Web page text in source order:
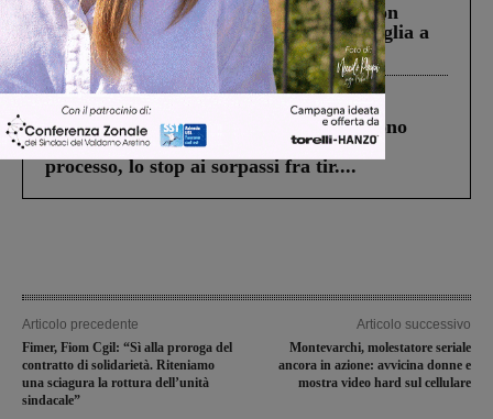
Scomparso da una struttura di Castiglion
Fiorentino l’uomo che aveva ucciso la figlia a
Levane nel 2020
Un anno fa la strage in A1 in cui morirono
Gianni, Giulia e Franco. Lo schianto, il
processo, lo stop ai sorpassi fra tir....
Articolo precedente
Fimer, Fiom Cgil: “Sì alla proroga del
contratto di solidarietà. Riteniamo
una sciagura la rottura dell’unità
sindacale”
Articolo successivo
Montevarchi, molestatore seriale
ancora in azione: avvicina donne e
mostra video hard sul cellulare